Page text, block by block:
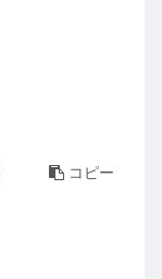
コピー